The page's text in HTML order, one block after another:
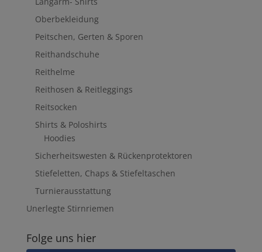
Oberbekleidung
Peitschen, Gerten & Sporen
Reithandschuhe
Reithelme
Reithosen & Reitleggings
Reitsocken
Shirts & Poloshirts
Hoodies
Sicherheitswesten & Rückenprotektoren
Stiefeletten, Chaps & Stiefeltaschen
Turnierausstattung
Unerlegte Stirnriemen
Folge uns hier